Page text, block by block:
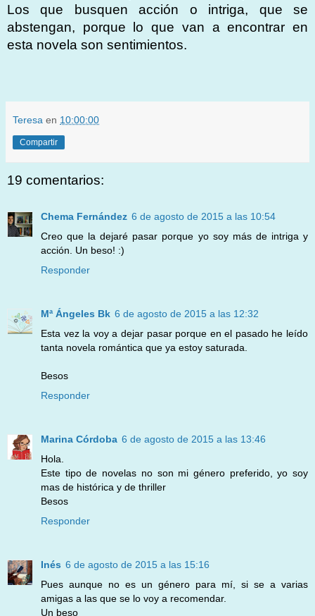
Los que busquen acción o intriga, que se
abstengan, porque lo que van a encontrar en
esta novela son sentimientos.
Teresa en 10:00:00
Compartir
19 comentarios:
Chema Fernández 6 de agosto de 2015 a las 10:54
Creo que la dejaré pasar porque yo soy más de intriga y
acción. Un beso! :)
Responder
Mª Ángeles Bk 6 de agosto de 2015 a las 12:32
Esta vez la voy a dejar pasar porque en el pasado he leído
tanta novela romántica que ya estoy saturada.
Besos
Responder
Marina Córdoba 6 de agosto de 2015 a las 13:46
Hola.
Este tipo de novelas no son mi género preferido, yo soy
mas de histórica y de thriller
Besos
Responder
Inés 6 de agosto de 2015 a las 15:16
Pues aunque no es un género para mí, si se a varias
amigas a las que se lo voy a recomendar.
Un beso